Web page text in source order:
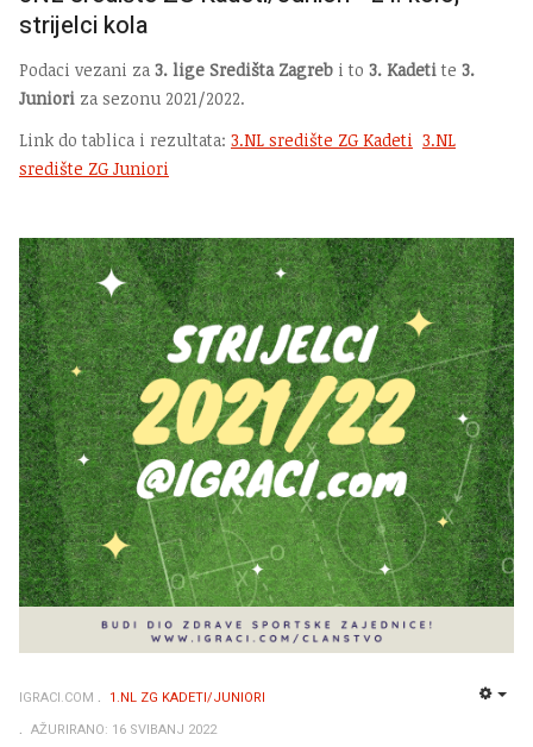
strijelci kola
Podaci vezani za 3. lige Središta Zagreb i to 3. Kadetite 3.
Juniori za sezonu 2021/2022.
Link do tablica i rezultata: 3.NL središte ZG Kadeti 3.NL
središte ZG Juniori
IGRACI.COM
1.NL ZG KADETI/JUNIORI
AŽURIRANO: 16 SVIBANJ 2022